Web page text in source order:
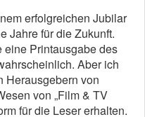
erfolgreichen Jubilar
Jahre für die Zukunft.
eine Printausgabe des
Aber ich
Herausgebern von
von „Film & TV
für die Leser erhalten.